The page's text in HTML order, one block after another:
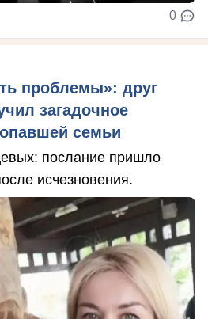
0
проблемы»: друг
загадочное
семьи
послание пришло
исчезновения.